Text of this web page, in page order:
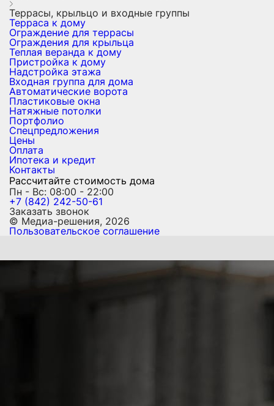
Террасы, крыльцо и входные группы
Терраса к дому
Ограждение для террасы
Ограждения для крыльца
Теплая веранда к дому
Пристройка к дому
Надстройка этажа
Входная группа для дома
Автоматические ворота
Пластиковые окна
Натяжные потолки
Портфолио
Спецпредложения
Цены
Оплата
Ипотека и кредит
Контакты
Рассчитайте стоимость дома
Пн - Вс: 08:00 - 22:00
+7 (842) 242-50-61
Заказать звонок
© Медиа-решения, 2026
Пользовательское соглашение